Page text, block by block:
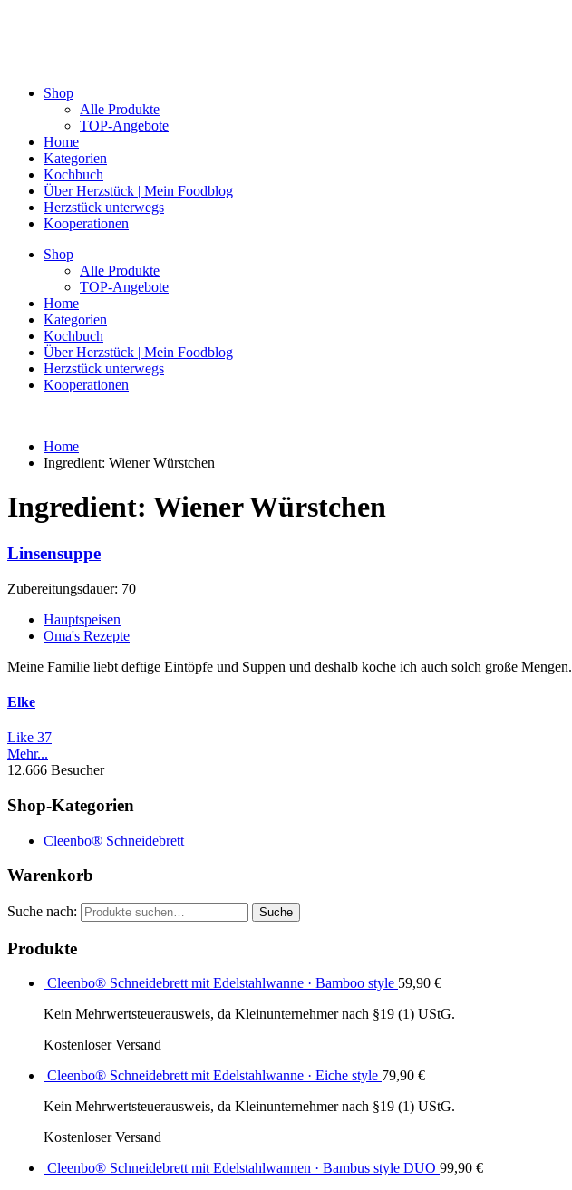
Shop
Alle Produkte
TOP-Angebote
Home
Kategorien
Kochbuch
Über Herzstück | Mein Foodblog
Herzstück unterwegs
Kooperationen
Shop
Alle Produkte
TOP-Angebote
Home
Kategorien
Kochbuch
Über Herzstück | Mein Foodblog
Herzstück unterwegs
Kooperationen
Home
Ingredient: Wiener Würstchen
Ingredient: Wiener Würstchen
Linsensuppe
Zubereitungsdauer: 70
Hauptspeisen
Oma's Rezepte
Meine Familie liebt deftige Eintöpfe und Suppen und deshalb koche ich auch solch große Mengen.
Elke
Like 37
Mehr...
12.666 Besucher
Shop-Kategorien
Cleenbo® Schneidebrett
Warenkorb
Suche nach: Suche
Produkte
Cleenbo® Schneidebrett mit Edelstahlwanne · Bamboo style 59,90 €
Kein Mehrwertsteuerausweis, da Kleinunternehmer nach §19 (1) UStG.
Kostenloser Versand
Cleenbo® Schneidebrett mit Edelstahlwanne · Eiche style 79,90 €
Kein Mehrwertsteuerausweis, da Kleinunternehmer nach §19 (1) UStG.
Kostenloser Versand
Cleenbo® Schneidebrett mit Edelstahlwannen · Bambus style DUO 99,90 €